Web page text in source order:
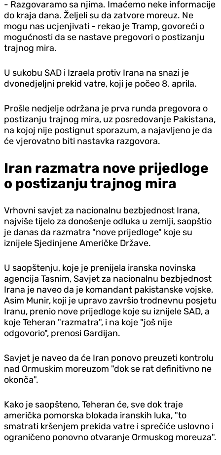
- Razgovaramo sa njima. Imaćemo neke informacije
do kraja dana. Željeli su da zatvore moreuz. Ne
mogu nas ucjenjivati - rekao je Tramp, govoreći o
mogućnosti da se nastave pregovori o postizanju
trajnog mira.
U sukobu SAD i Izraela protiv Irana na snazi je
dvonedjeljni prekid vatre, koji je počeo 8. aprila.
Prošle nedjelje održana je prva runda pregovora o
postizanju trajnog mira, uz posredovanje Pakistana,
na kojoj nije postignut sporazum, a najavljeno je da
će vjerovatno biti nastavka razgovora.
Iran razmatra nove prijedloge
o postizanju trajnog mira
Vrhovni savjet za nacionalnu bezbjednost Irana,
najviše tijelo za donošenje odluka u zemlji, saopštio
je danas da razmatra "nove prijedloge" koje su
iznijele Sjedinjene Američke Države.
U saopštenju, koje je prenijela iranska novinska
agencija Tasnim, Savjet za nacionalnu bezbjednost
Irana je naveo da je komandant pakistanske vojske,
Asim Munir, koji je upravo završio trodnevnu posjetu
Iranu, prenio nove prijedloge koje su iznijele SAD, a
koje Teheran "razmatra", i na koje "još nije
odgovorio", prenosi Gardijan.
Savjet je naveo da će Iran ponovo preuzeti kontrolu
nad Ormuskim moreuzom "dok se rat definitivno ne
okonča".
Kako je saopšteno, Teheran će, sve dok traje
američka pomorska blokada iranskih luka, "to
smatrati kršenjem prekida vatre i sprečiće uslovno i
ograničeno ponovno otvaranje Ormuskog moreuza".